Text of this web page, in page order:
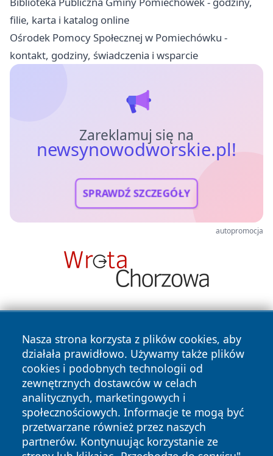
filie, karta i katalog online
Ośrodek Pomocy Społecznej w Pomiechówku -
kontakt, godziny, świadczenia i wsparcie
Zareklamuj się na
newsynowodworskie.pl!
SPRAWDŹ SZCZEGÓŁY
autopromocja
Nasza strona korzysta z plików cookies, aby
działała prawidłowo. Używamy także plików
cookies i podobnych technologii od
zewnętrznych dostawców w celach
analitycznych, marketingowych i
społecznościowych. Informacje te mogą być
przetwarzane również przez naszych
partnerów. Kontynuując korzystanie ze
Copyright © 2026 newsynowodworskie.pl Wszystkie prawa
zastrzeżone.
News Autorzy
Polityka
Polityka